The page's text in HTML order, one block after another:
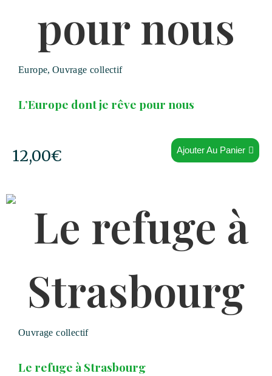
Europe, Ouvrage collectif
L’Europe dont je rêve pour nous
12,00€ Ajouter Au Panier
Ouvrage collectif
Le refuge à Strasbourg